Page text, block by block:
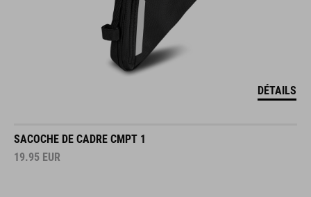
DÉTAILS
SACOCHE DE CADRE CMPT 1
19.95 EUR